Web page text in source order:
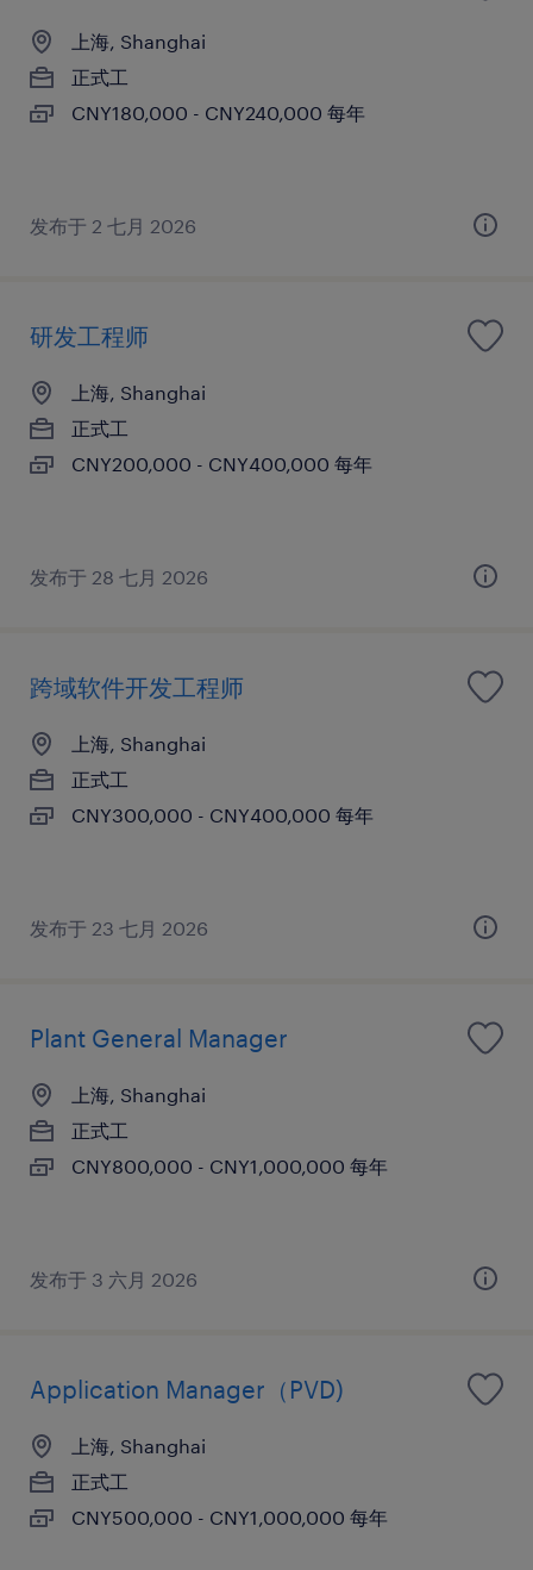
上海, Shanghai
正式工
CNY180,000 - CNY240,000 每年
发布于 2 七月 2026
研发工程师
上海, Shanghai
正式工
CNY200,000 - CNY400,000 每年
发布于 28 七月 2026
跨域软件开发工程师
上海, Shanghai
正式工
CNY300,000 - CNY400,000 每年
发布于 23 七月 2026
Plant General Manager
上海, Shanghai
正式工
CNY800,000 - CNY1,000,000 每年
发布于 3 六月 2026
Application Manager（PVD)
上海, Shanghai
正式工
CNY500,000 - CNY1,000,000 每年